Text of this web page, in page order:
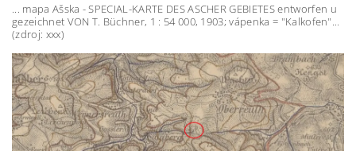
... mapa Ašska - SPECIAL-KARTE DES ASCHER GEBIETES entworfen u
gezeichnet VON T. Büchner, 1 : 54 000, 1903; vápenka = "Kalkofen"...
(zdroj: xxx)